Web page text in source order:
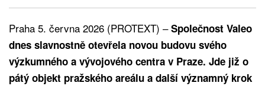
Praha 5. června 2026 (PROTEXT) –Společnost Valeo
dnes slavnostně otevřela novou budovu svého
výzkumného a vývojového centra v Praze. Jde již o
pátý objekt pražského areálu a další významný krok